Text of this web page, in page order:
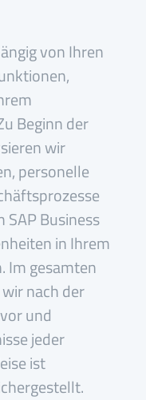
von Ihren
Beginn der
wir
personelle
Business
in Ihrem
Im gesamten
nach der
und
jeder
ist